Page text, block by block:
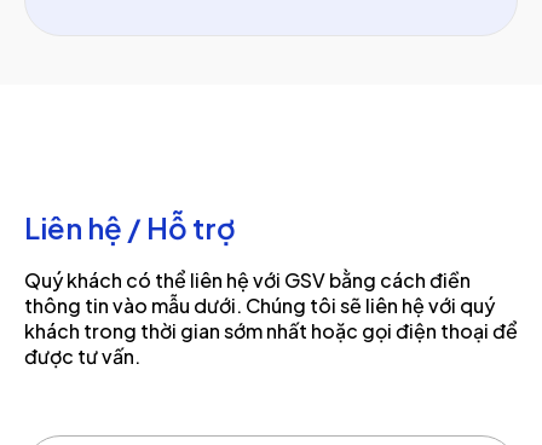
Liên hệ / Hỗ trợ
Quý khách có thể liên hệ với GSV bằng cách điền
thông tin vào mẫu dưới. Chúng tôi sẽ liên hệ với quý
khách trong thời gian sớm nhất hoặc gọi điện thoại để
được tư vấn.